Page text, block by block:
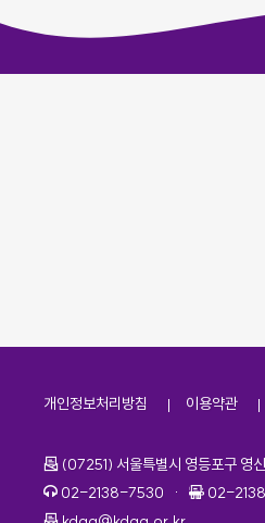
개인정보처리방침 이용약관
주소
(07251) 서울특별시 영등포구 영
전화번호
02-2138-7530 · 팩스번호
02-